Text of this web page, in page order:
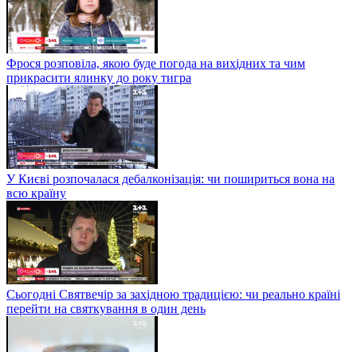
Фрося розповіла, якою буде погода на вихідних та чим
прикрасити ялинку до року тигра
У Києві розпочалася дебалконізація: чи пошириться вона на
всю країну
Сьогодні Святвечір за західною традицією: чи реально країні
перейти на святкування в один день